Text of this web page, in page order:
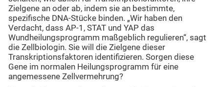
Zielgene an oder ab, indem sie an bestimmte,
spezifische DNA-Stücke binden. „Wir haben den
Verdacht, dass AP-1, STAT und YAP das
Wundheilungsprogramm maßgeblich regulieren“, sagt
die Zellbiologin. Sie will die Zielgene dieser
Transkriptionsfaktoren identifizieren. Sorgen diese
Gene im normalen Heilungsprogramm für eine
angemessene Zellvermehrung?